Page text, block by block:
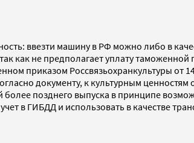
ввезти машину в РФ можно либо в
как не предполагает уплату
приказом Россвязьохранкультуры от
документу, к культурным
позднего выпуска в принципе
в ГИБДД и использовать в качестве